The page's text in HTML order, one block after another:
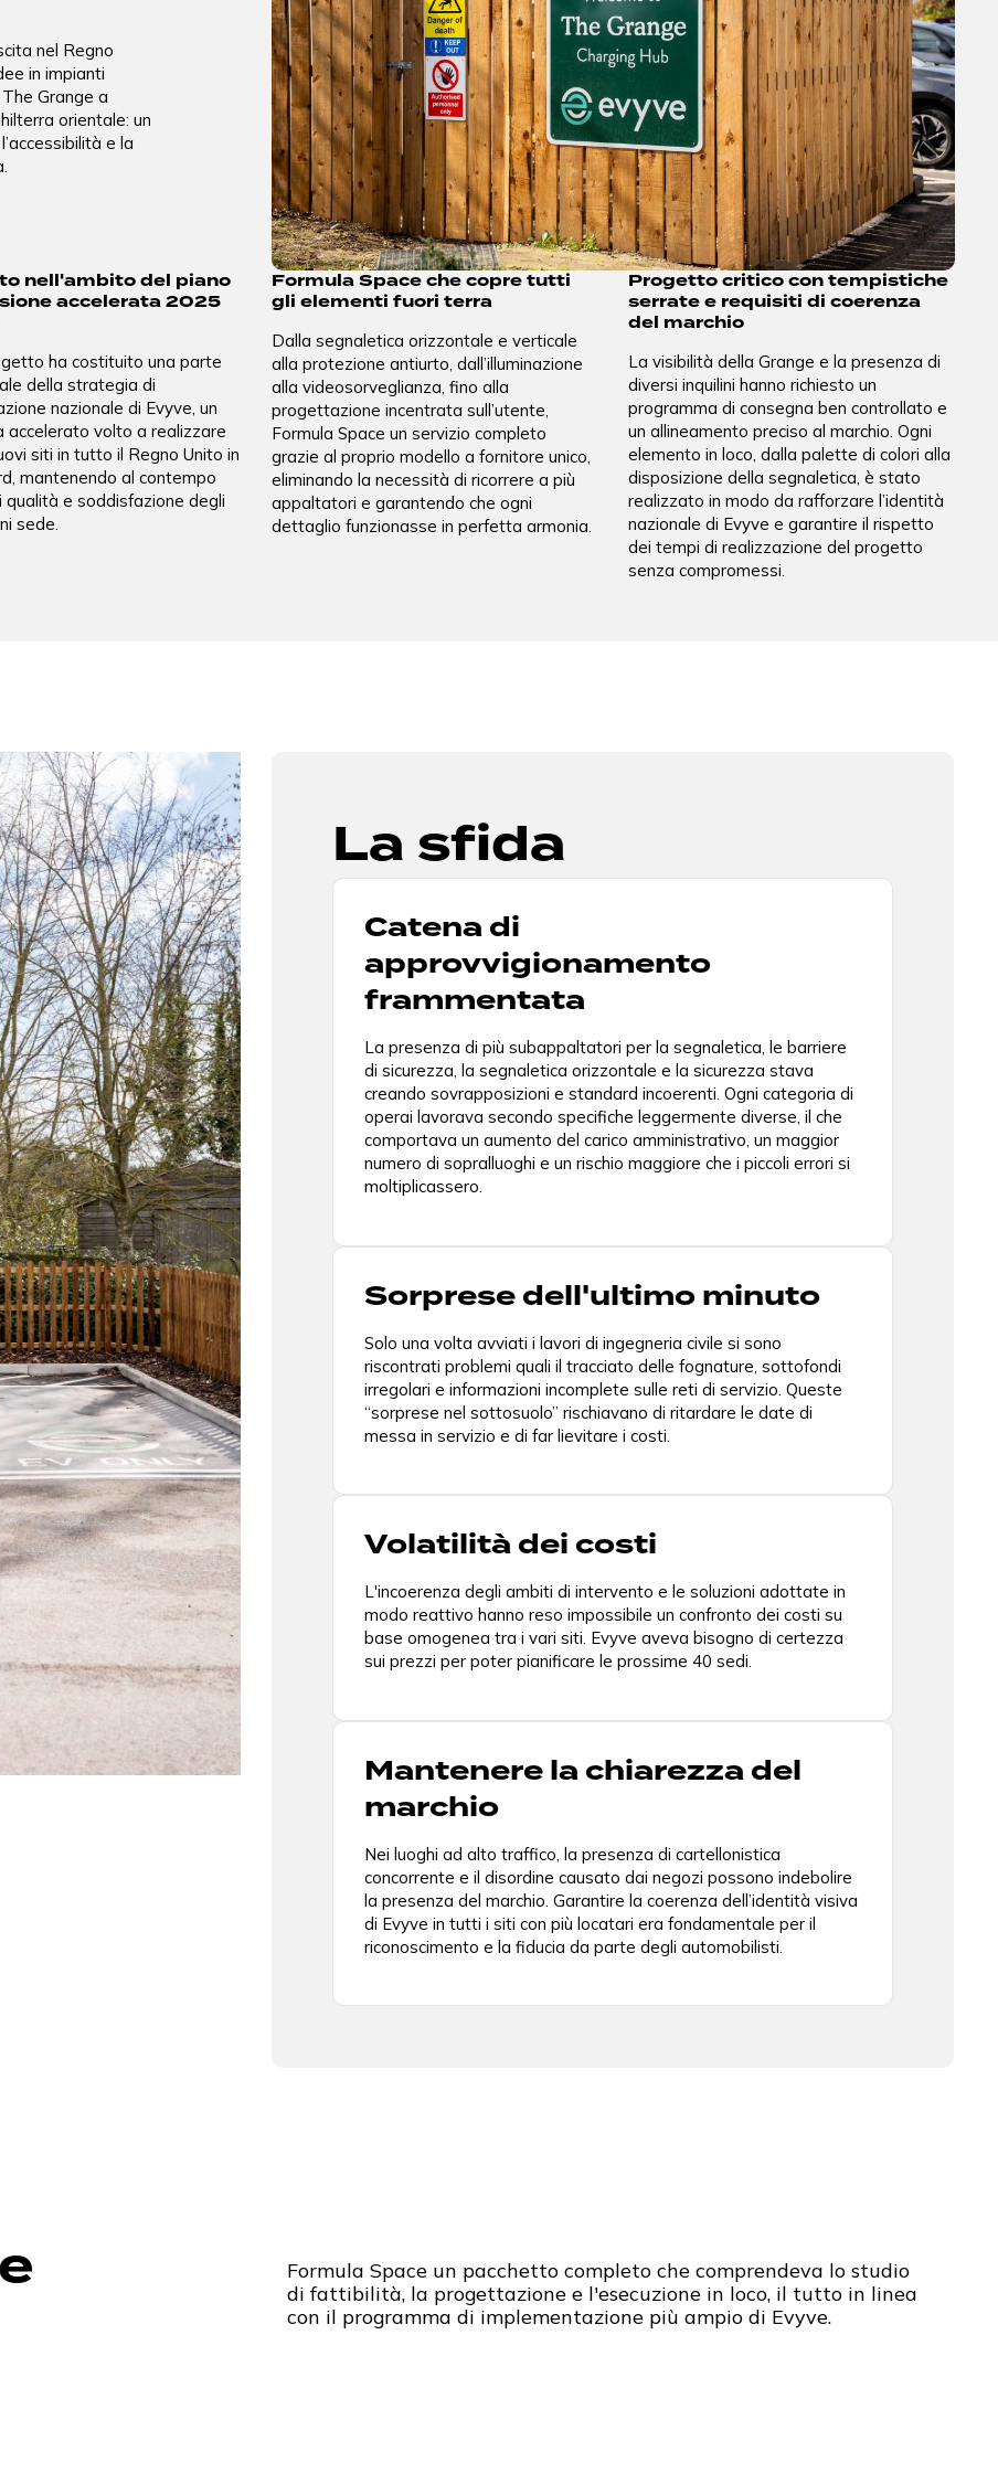
nel Regno
in impianti
Grange a
orientale: un
e la
nell'ambito del piano
accelerata 2025
ha costituito una parte
della strategia di
nazionale di Evyve, un
accelerato volto a realizzare
siti in tutto il Regno Unito in
mantenendo al contempo
qualità e soddisfazione degli
sede.
Formula Space che copre tutti
gli elementi fuori terra
Dalla segnaletica orizzontale e verticale
alla protezione antiurto, dall’illuminazione
alla videosorveglianza, fino alla
progettazione incentrata sull’utente,
Formula Space un servizio completo
grazie al proprio modello a fornitore unico,
eliminando la necessità di ricorrere a più
appaltatori e garantendo che ogni
dettaglio funzionasse in perfetta armonia.
Progetto critico con tempistiche
serrate e requisiti di coerenza
del marchio
La visibilità della Grange e la presenza di
diversi inquilini hanno richiesto un
programma di consegna ben controllato e
un allineamento preciso al marchio. Ogni
elemento in loco, dalla palette di colori alla
disposizione della segnaletica, è stato
realizzato in modo da rafforzare l’identità
nazionale di Evyve e garantire il rispetto
dei tempi di realizzazione del progetto
senza compromessi.
La sfida
Catena di
approvvigionamento
frammentata
La presenza di più subappaltatori per la segnaletica, le barriere
di sicurezza, la segnaletica orizzontale e la sicurezza stava
creando sovrapposizioni e standard incoerenti. Ogni categoria di
operai lavorava secondo specifiche leggermente diverse, il che
comportava un aumento del carico amministrativo, un maggior
numero di sopralluoghi e un rischio maggiore che i piccoli errori si
moltiplicassero.
Sorprese dell'ultimo minuto
Solo una volta avviati i lavori di ingegneria civile si sono
riscontrati problemi quali il tracciato delle fognature, sottofondi
irregolari e informazioni incomplete sulle reti di servizio. Queste
“sorprese nel sottosuolo” rischiavano di ritardare le date di
messa in servizio e di far lievitare i costi.
Volatilità dei costi
L'incoerenza degli ambiti di intervento e le soluzioni adottate in
modo reattivo hanno reso impossibile un confronto dei costi su
base omogenea tra i vari siti. Evyve aveva bisogno di certezza
sui prezzi per poter pianificare le prossime 40 sedi.
Mantenere la chiarezza del
marchio
Nei luoghi ad alto traffico, la presenza di cartellonistica
concorrente e il disordine causato dai negozi possono indebolire
la presenza del marchio. Garantire la coerenza dell’identità visiva
di Evyve in tutti i siti con più locatari era fondamentale per il
riconoscimento e la fiducia da parte degli automobilisti.
Formula Space un pacchetto completo che comprendeva lo studio
di fattibilità, la progettazione e l'esecuzione in loco, il tutto in linea
con il programma di implementazione più ampio di Evyve.